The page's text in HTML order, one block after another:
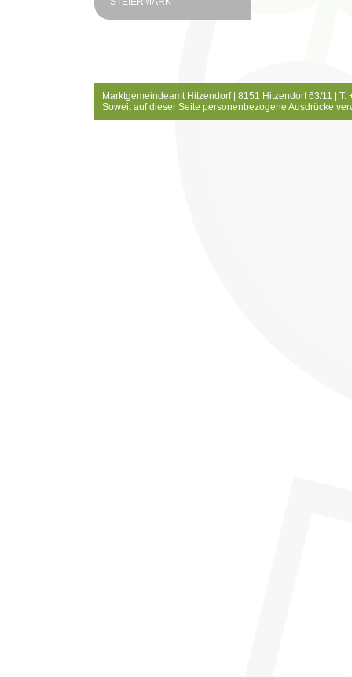
Marktgemeindeamt Hitzendorf | 8151 Hitzendorf 63/11 |
Soweit auf dieser Seite personenbezogene Ausdrücke